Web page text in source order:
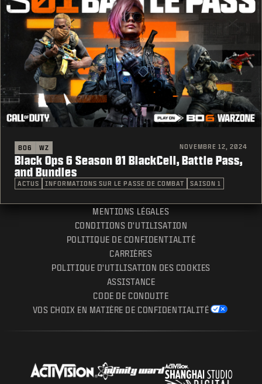
BO6 WZ NOVEMBRE 12, 2024
Black Ops 6 Season 01 BlackCell, Battle Pass,
and Bundles
ACTUS INFORMATIONS SUR LE PASSE DE COMBAT SAISON 1
MENTIONS LÉGALES
CONDITIONS D'UTILISATION
POLITIQUE DE CONFIDENTIALITÉ
CARRIÈRES
POLITIQUE D'UTILISATION DES COOKIES
ASSISTANCE
CODE DE CONDUITE
VOS CHOIX EN MATIÈRE DE CONFIDENTIALITÉ